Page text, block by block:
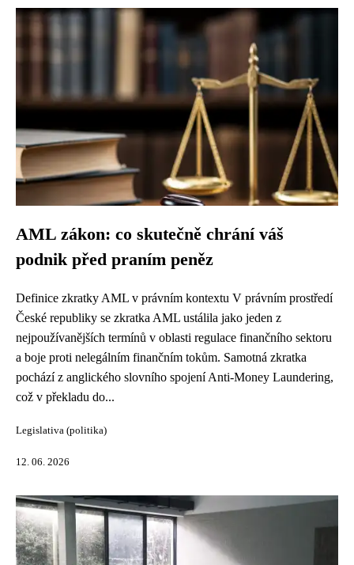
AML zákon: co skutečně chrání váš
podnik před praním peněz
Definice zkratky AML v právním kontextu V právním prostředí
České republiky se zkratka AML ustálila jako jeden z
nejpoužívanějších termínů v oblasti regulace finančního sektoru
a boje proti nelegálním finančním tokům. Samotná zkratka
pochází z anglického slovního spojení Anti-Money Laundering,
což v překladu do...
Legislativa (politika)
12. 06. 2026